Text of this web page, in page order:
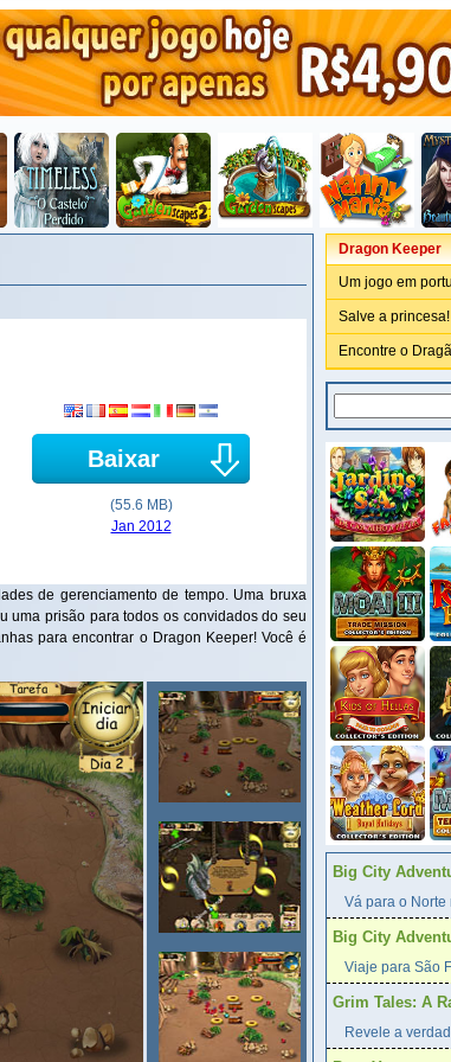
Baixar
(55.6 MB)
Jan 2012
de gerenciamento de tempo. Uma bruxa
uma prisão para todos os convidados do seu
para encontrar o Dragon Keeper! Você é
Dragon Keeper
Um jogo em
Salve a princesa!
Encontre o
Big City
Vá para o Norte
Big City
Viaje para São
Grim Tales: A
Revele a